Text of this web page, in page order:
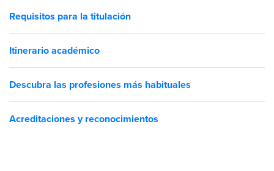
Requisitos para la titulación
Itinerario académico
Descubra las profesiones más habituales
Acreditaciones y reconocimientos